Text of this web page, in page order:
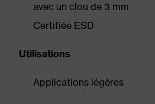
avec un clou de 3 mm
Certifiée ESD
Utilisations
Applications légères